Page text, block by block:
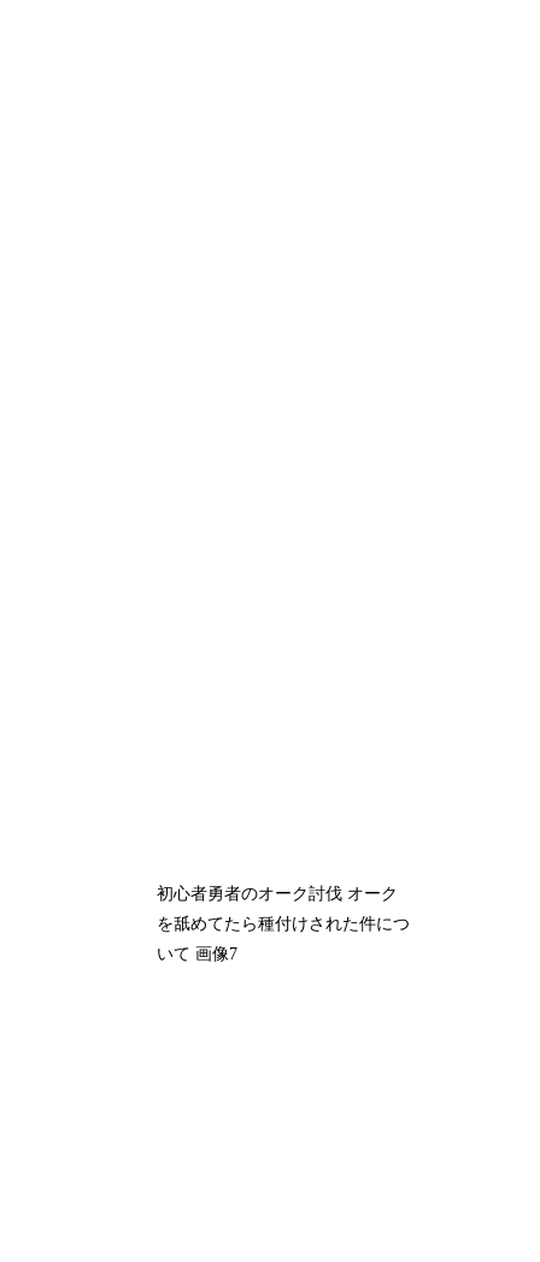
初心者勇者のオーク討伐 オーク
を舐めてたら種付けされた件につ
いて 画像7